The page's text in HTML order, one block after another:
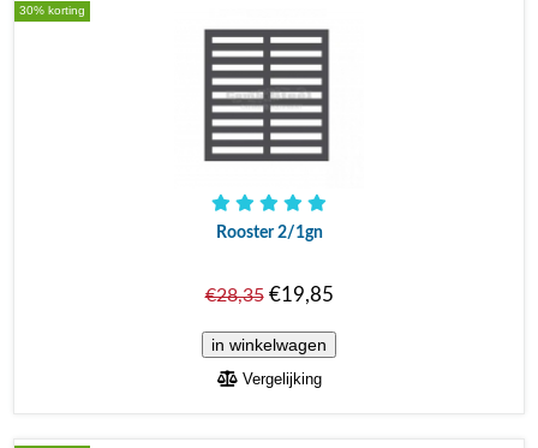
30% korting
Rooster 2/1gn
€28,35€19,85
Vergelijking